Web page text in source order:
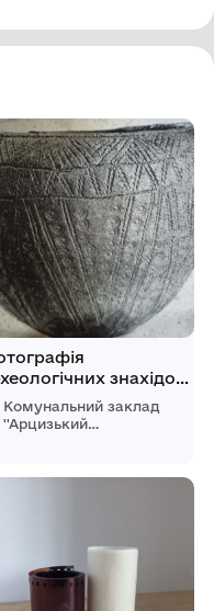
знахідок
Комунальний заклад
''Арцизький
Арцизької міської